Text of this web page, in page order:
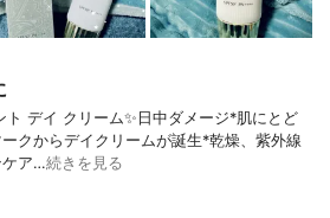
ト デイ クリーム✨日中ダメージ*肌にとど
クからデイクリームが誕生*乾燥、紫外線
ケア…続きを見る